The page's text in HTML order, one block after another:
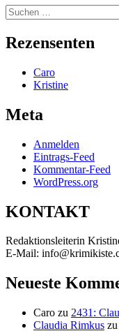
Suchen
nach:
Rezensenten
Caro
Kristine
Meta
Anmelden
Eintrags-Feed
Kommentar-Feed
WordPress.org
KONTAKT
Redaktionsleiterin
E-Mail:
Neueste
Caro zu 2431:
Claudia Rimkus zu